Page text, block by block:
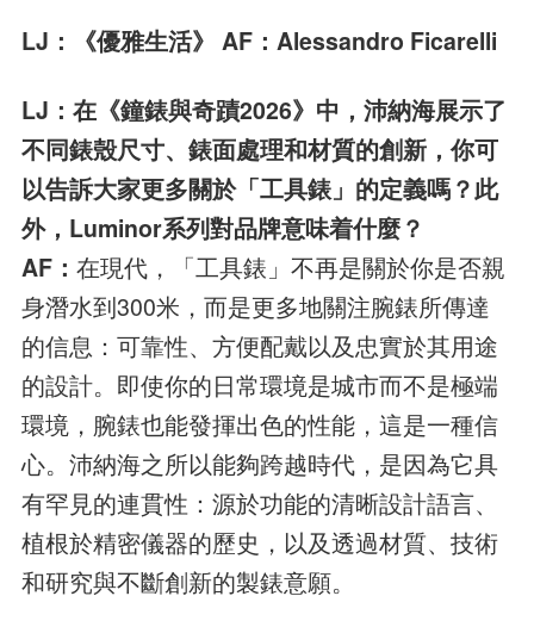
LJ：《優雅生活》 AF：Alessandro Ficarelli
LJ：在《鐘錶與奇蹟2026》中，沛納海展示了
不同錶殼尺寸、錶面處理和材質的創新，你可
以告訴大家更多關於「工具錶」的定義嗎？此
外，Luminor系列對品牌意味着什麼？
AF： 在現代，「工具錶」不再是關於你是否親
身潛水到300米，而是更多地關注腕錶所傳達
的信息：可靠性、方便配戴以及忠實於其用途
的設計。即使你的日常環境是城市而不是極端
環境，腕錶也能發揮出色的性能，這是一種信
心。沛納海之所以能夠跨越時代，是因為它具
有罕見的連貫性：源於功能的清晰設計語言、
植根於精密儀器的歷史，以及透過材質、技術
和研究與不斷創新的製錶意願。